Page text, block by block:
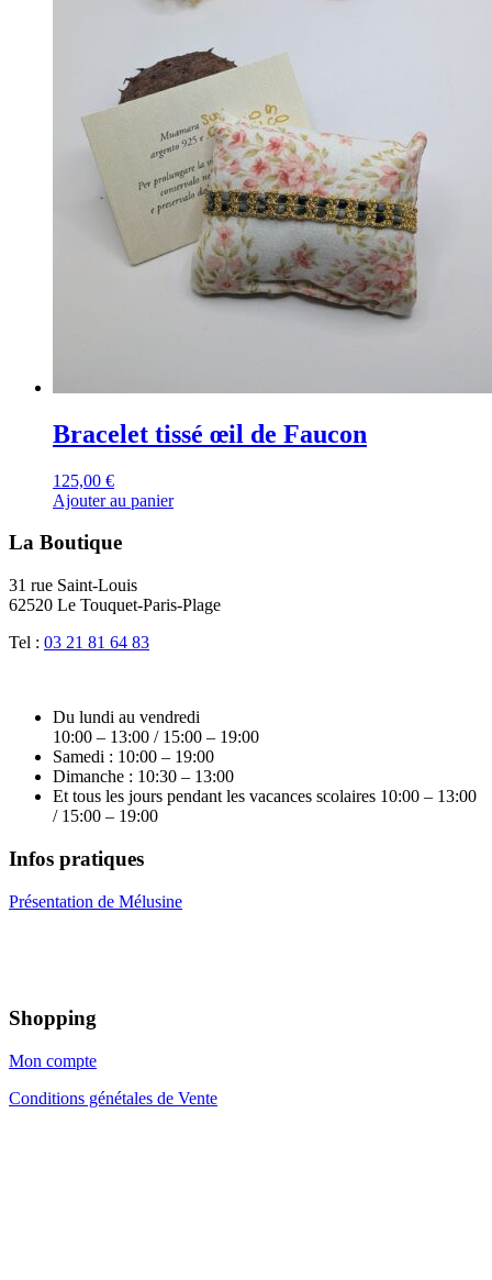
Bracelet tissé œil de Faucon
125,00 €
Ajouter au panier
La Boutique
31 rue Saint-Louis
62520 Le Touquet-Paris-Plage
Tel : 03 21 81 64 83
Du lundi au vendredi
10:00 – 13:00 / 15:00 – 19:00
Samedi : 10:00 – 19:00
Dimanche : 10:30 – 13:00
Et tous les jours pendant les vacances scolaires 10:00 – 13:00
/ 15:00 – 19:00
Infos pratiques
Présentation de Mélusine
Shopping
Mon compte
Conditions génétales de Vente